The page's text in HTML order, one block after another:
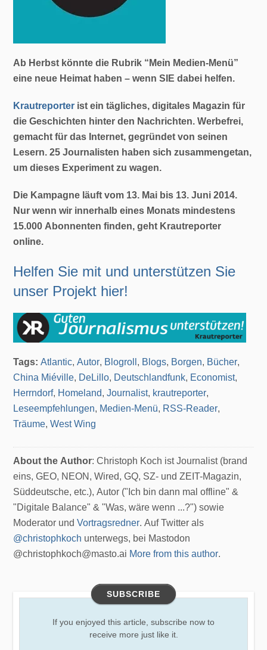
Ab Herbst könnte die Rubrik “Mein Medien-Menü”
eine neue Heimat haben – wenn SIE dabei helfen.
Krautreporter ist ein tägliches, digitales Magazin für
die Geschichten hinter den Nachrichten. Werbefrei,
gemacht für das Internet, gegründet von seinen
Lesern. 25 Journalisten haben sich zusammengetan,
um dieses Experiment zu wagen.
Die Kampagne läuft vom 13. Mai bis 13. Juni 2014.
Nur wenn wir innerhalb eines Monats mindestens
15.000 Abonnenten finden, geht Krautreporter
online.
Helfen Sie mit und unterstützen Sie
unser Projekt hier!
Tags:Atlantic,Autor, Blogroll , Blogs, Borgen, Bücher,
China Miéville, DeLillo, Deutschlandfunk, Economist,
Herrndorf, Homeland,Journalist, krautreporter,
Leseempfehlungen, Medien-Menü, RSS-Reader,
Träume,West Wing
About the Author: Christoph Koch ist Journalist (brand
eins, GEO, NEON, Wired, GQ, SZ- und ZEIT-Magazin,
Süddeutsche, etc.), Autor ("Ich bin dann mal offline" &
"Digitale Balance" & "Was, wäre wenn ...?") sowie
Moderator undVortragsredner. Auf Twitter als
@christophkoch unterwegs, bei Mastodon
@christophkoch@masto.ai More from this author.
SUBSCRIBE
If you enjoyed this article, subscribe now to
receive more just like it.